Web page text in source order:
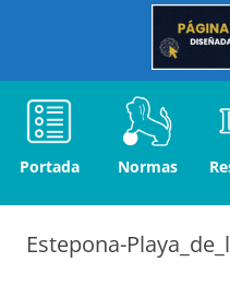
Portada Normas
Estepona-